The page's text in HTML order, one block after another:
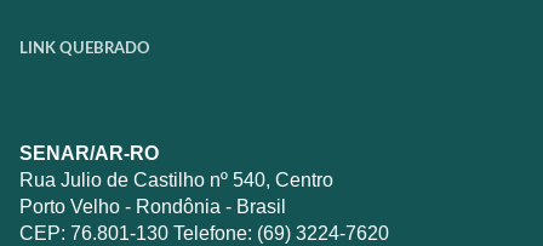
LINK QUEBRADO
SENAR/AR-RO
Rua Julio de Castilho nº 540, Centro
Porto Velho - Rondônia - Brasil
CEP: 76.801-130 Telefone: (69) 3224-7620